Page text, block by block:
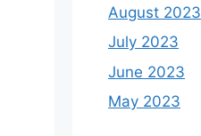
August 2023
July 2023
June 2023
May 2023